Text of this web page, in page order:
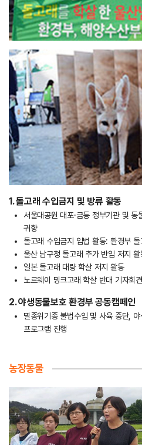
1. 돌고래 수입금지 및 방류 활동
서울대공원 대포·금등 정부기관 및
귀향
돌고래 수입금지 입법 활동: 환경부 돌
울산 남구청 돌고래 추가 반입 저지 활
일본 돌고래 대량 학살 저지 활동
노르웨이 밍크고래 학살 반대 기자회견
2. 야생동물보호 환경부 공동캠페인
멸종위기종 불법수입 및 사육 중단,
프로그램 진행
농장동물